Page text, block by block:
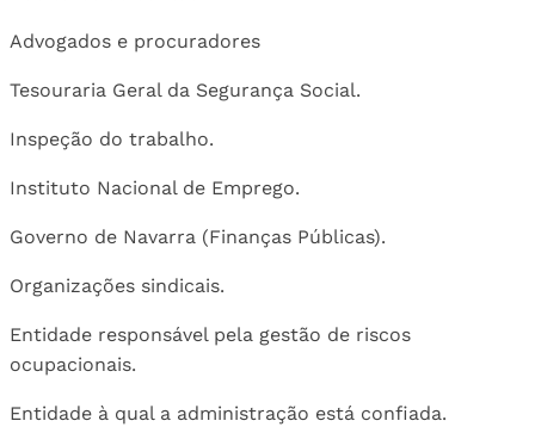
Advogados e procuradores
Tesouraria Geral da Segurança Social.
Inspeção do trabalho.
Instituto Nacional de Emprego.
Governo de Navarra (Finanças Públicas).
Organizações sindicais.
Entidade responsável pela gestão de riscos
ocupacionais.
Entidade à qual a administração está confiada.